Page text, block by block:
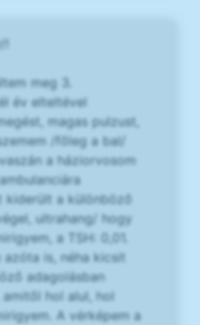
meg 3.
év elteltével
magas pulzust,
/főleg a bal/
a háziorvosom
kiderült a különböző
ultrahang/ hogy
a TSH: 0,01.
is, néha kicsit
adagolásban
hol alul, hol
A vérképem a